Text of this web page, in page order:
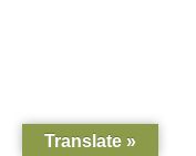
Translate »